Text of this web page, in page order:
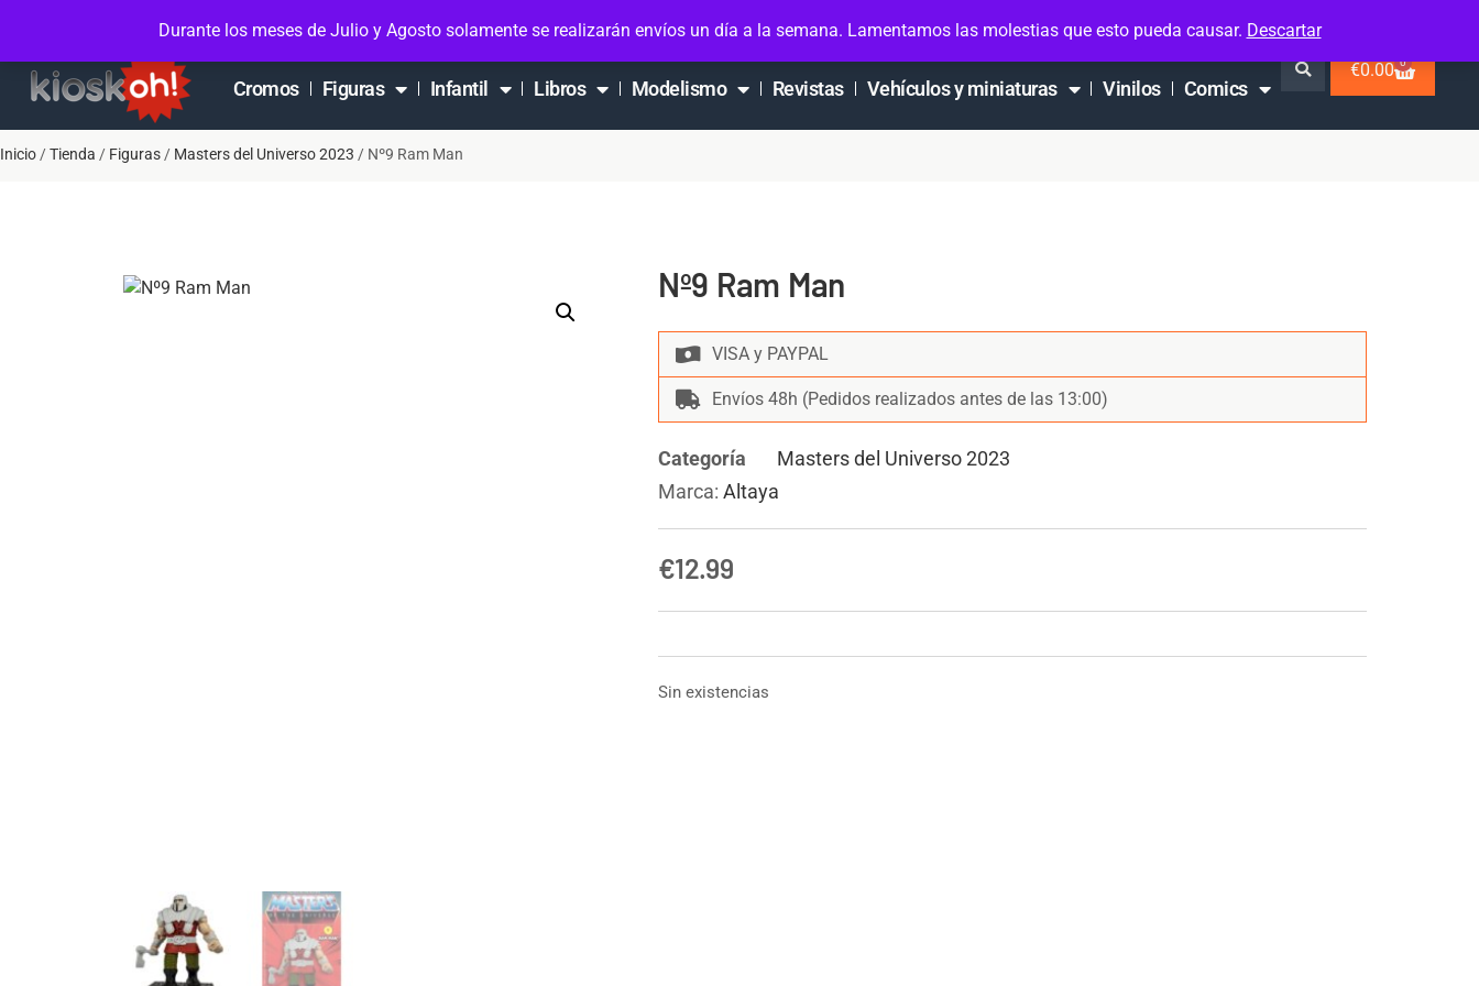
Durante los meses de Julio y Agosto solamente se realizarán envíos un día a la semana. Lamentamos las molestias que esto pueda causar. Descartar
Soporte en Whatsapp ContactoMi cuenta
Cromos Figuras Infantil Libros Modelismo Revistas Vehículos y miniaturas Vinilos Comics
€0.00 0
Inicio /Tienda / Figuras / Masters del Universo 2023 / Nº9 Ram Man
Nº9 Ram Man
VISA y PAYPAL
Envíos 48h (Pedidos realizados antes de las 13:00)
Categoría
Masters del Universo 2023
Marca: Altaya
€12.99
Sin existencias